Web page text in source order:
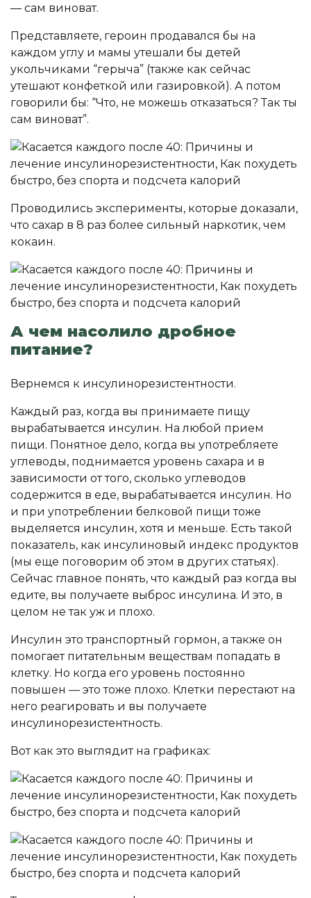
— сам виноват.
Представляете, героин продавался бы на
каждом углу и мамы утешали бы детей
укольчиками “герыча” (также как сейчас
утешают конфеткой или газировкой). А потом
говорили бы: “Что, не можешь отказаться? Так ты
сам виноват”.
Проводились эксперименты, которые доказали,
что сахар в 8 раз более сильный наркотик, чем
кокаин.
А чем насолило дробное
питание?
Вернемся к инсулинорезистентности.
Каждый раз, когда вы принимаете пищу
вырабатывается инсулин. На любой прием
пищи. Понятное дело, когда вы употребляете
углеводы, поднимается уровень сахара и в
зависимости от того, сколько углеводов
содержится в еде, вырабатывается инсулин. Но
и при употреблении белковой пищи тоже
выделяется инсулин, хотя и меньше. Есть такой
показатель, как инсулиновый индекс продуктов
(мы еще поговорим об этом в других статьях).
Сейчас главное понять, что каждый раз когда вы
едите, вы получаете выброс инсулина. И это, в
целом не так уж и плохо.
Инсулин это транспортный гормон, а также он
помогает питательным веществам попадать в
клетку. Но когда его уровень постоянно
повышен — это тоже плохо. Клетки перестают на
него реагировать и вы получаете
инсулинорезистентность.
Вот как это выглядит на графиках: